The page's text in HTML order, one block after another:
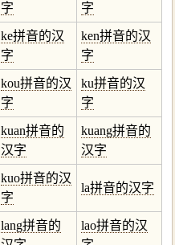
字
字
ke拼音的汉
字
ken拼音的汉
字
kou拼音的汉
字
ku拼音的汉
字
kuan拼音的
汉字
kuang拼音的
汉字
kuo拼音的汉
字
la拼音的汉字
lang拼音的
lao拼音的汉